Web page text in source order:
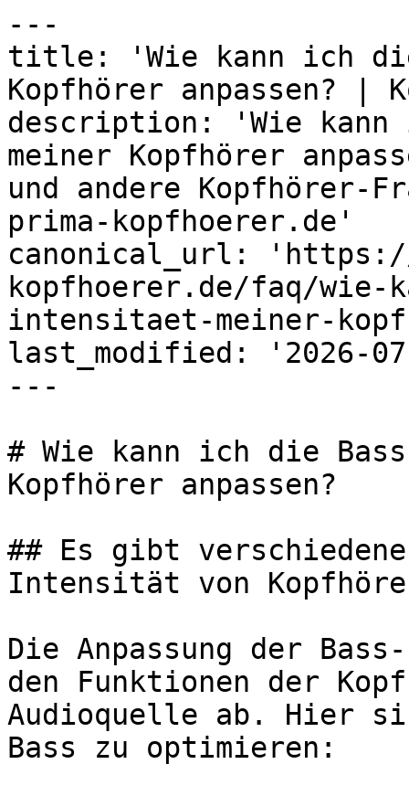
---
title: 'Wie kann ich
Kopfhörer anpassen? |
description: 'Wie
meiner Kopfhörer
und andere Kopfhörer-
prima-kopfhoerer.de'
canonical_url: 'https://
kopfhoerer.de/faq/wie-
intensitaet-meiner-
last_modified: '2026-
---
# Wie kann ich die
Kopfhörer anpassen?
## Es gibt
Intensität von
Die Anpassung der
den Funktionen der
Audioquelle ab. Hier
Bass zu optimieren: